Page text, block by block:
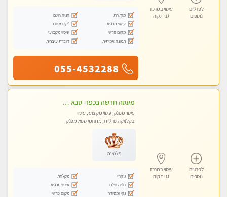
לפרטים
נוספים
עיסוי במרכז
גני תקוה
מקלחת
חניה חינם
עיסוי מרגיע
נקי ומסודר
מקום פרטי
עיסוי מקצועי
תמונה אמיתית
דוברת עיברית
055-4532288
לפרטים
נוספים
עיסוי במרכז
גני תקוה
מעסה חדשה בכפר- סבא מוזמן לחוויה בלתי נשכחת!!!עיסוי מפנק ומקצועי ביותר במקום פרטי לחלוטין!
עיסוי מפנק, עיסוי מקצועי, עיסוי
בקלניקה פרטית, מתחמי ספא מפנק,
פלטינה
ג'קוזי
מקלחת
חניה חינם
עיסוי מרגיע
נקי ומסודר
מקום פרטי